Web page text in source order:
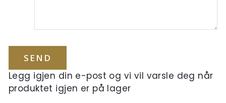
Legg igjen din e-post og vi vil varsle deg når
produktet igjen er på lager